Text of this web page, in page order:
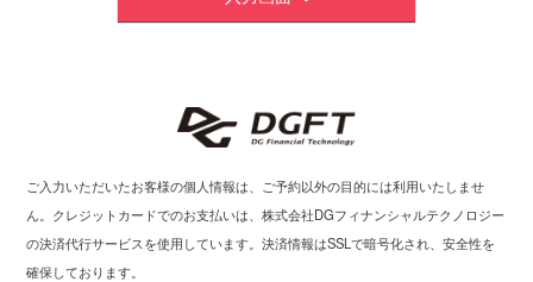
ご入力いただいたお客様の個人情報は、ご予約以外の目的には利用いたしませ
ん。クレジットカードでのお支払いは、株式会社DGフィナンシャルテクノロジー
の決済代行サービスを使用しています。決済情報はSSLで暗号化され、安全性を
確保しております。